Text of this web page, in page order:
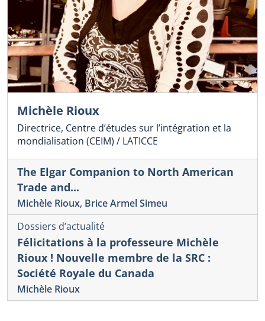
Michèle Rioux
Directrice, Centre d’études sur l’intégration et la
mondialisation (CEIM) / LATICCE
The Elgar Companion to North American
Trade and...
Michèle Rioux, Brice Armel Simeu
Dossiers d’actualité
Félicitations à la professeure Michèle
Rioux ! Nouvelle membre de la SRC :
Société Royale du Canada
Michèle Rioux